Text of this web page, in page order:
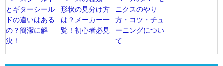
とギターシール
ドの違いはある
の？簡潔に解
決！
形状の見分け方
は？メーカー一
覧！初心者必見
ニクスのやり
方・コツ・チュ
ーニングについ
て